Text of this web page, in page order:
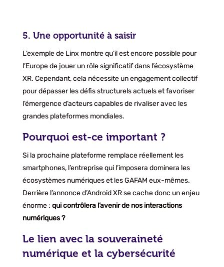
5. Une opportunité à saisir
L’exemple de Linx montre qu’il est encore possible pour
l’Europe de jouer un rôle significatif dans l’écosystème
XR. Cependant, cela nécessite un engagement collectif
pour dépasser les défis structurels actuels et favoriser
l’émergence d’acteurs capables de rivaliser avec les
grandes plateformes mondiales.
Pourquoi est-ce important ?
Si la prochaine plateforme remplace réellement les
smartphones, l’entreprise qui l’imposera dominera les
écosystèmes numériques et les GAFAM eux-mêmes.
Derrière l’annonce d’Android XR se cache donc un enjeu
énorme : qui contrôlera l’avenir de nos interactions
numériques ?
Le lien avec la souveraineté
numérique et la cybersécurité